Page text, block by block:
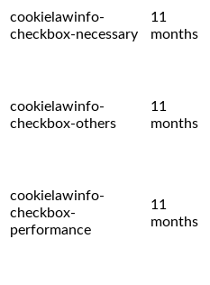
cookielawinfo-
checkbox-necessary
11
months
cookielawinfo-
checkbox-others
11
months
cookielawinfo-
checkbox-
performance
11
months